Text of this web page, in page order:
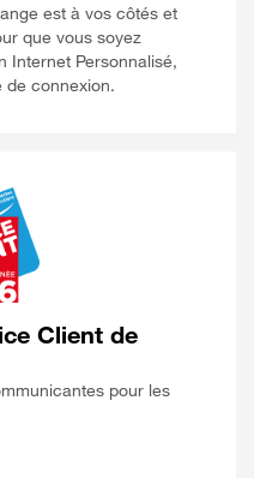
est à vos côtés et
que vous soyez
Internet Personnalisé,
de connexion.
Client de
pour les